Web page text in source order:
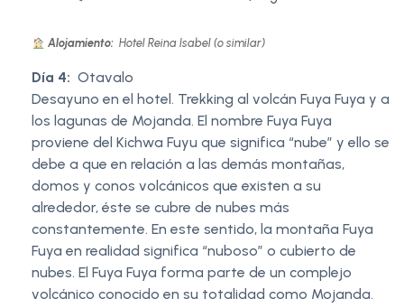
Alojamiento: Hotel Reina Isabel (o similar)
Día 4: Otavalo
Desayuno en el hotel. Trekking al volcán Fuya Fuya y a
los lagunas de Mojanda. El nombre Fuya Fuya
proviene del Kichwa Fuyu que significa “nube” y ello se
debe a que en relación a las demás montañas,
domos y conos volcánicos que existen a su
alrededor, éste se cubre de nubes más
constantemente. En este sentido, la montaña Fuya
Fuya en realidad significa “nuboso” o cubierto de
nubes. El Fuya Fuya forma parte de un complejo
volcánico conocido en su totalidad como Mojanda.